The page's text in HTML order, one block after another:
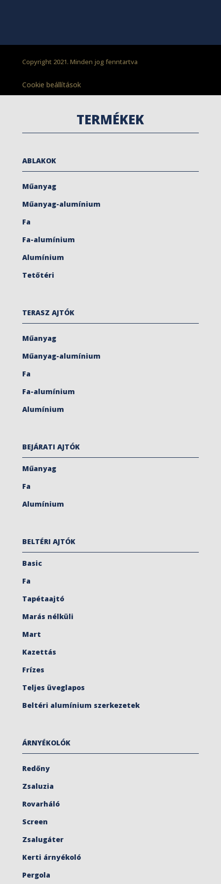
Copyright 2021. Minden jog fenntartva
Cookie beállítások
TERMÉKEK
ABLAKOK
Műanyag
Műanyag-alumínium
Fa
Fa-alumínium
Alumínium
Tetőtéri
TERASZ AJTÓK
Műanyag
Műanyag-alumínium
Fa
Fa-alumínium
Alumínium
BEJÁRATI AJTÓK
Műanyag
Fa
Alumínium
BELTÉRI AJTÓK
Basic
Fa
Tapétaajtó
Marás nélküli
Mart
Kazettás
Frízes
Teljes üveglapos
Beltéri alumínium szerkezetek
ÁRNYÉKOLÓK
Redőny
Zsaluzia
Rovarháló
Screen
Zsalugáter
Kerti árnyékoló
Pergola